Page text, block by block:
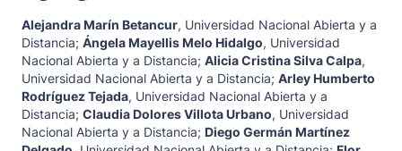
Alejandra Marín Betancur, Universidad Nacional Abierta y a
Distancia; Ángela Mayellis Melo Hidalgo, Universidad
Nacional Abierta y a Distancia; Alicia Cristina Silva Calpa,
Universidad Nacional Abierta y a Distancia; Arley Humberto
Rodríguez Tejada, Universidad Nacional Abierta y a
Distancia; Claudia Dolores Villota Urbano, Universidad
Nacional Abierta y a Distancia; Diego Germán Martínez